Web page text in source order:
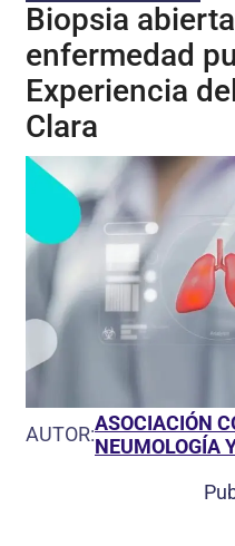
Biopsia
enfermedad
Experiencia
Clara
AUTOR:ASOCIACIÓN
NEUMOLOGÍA